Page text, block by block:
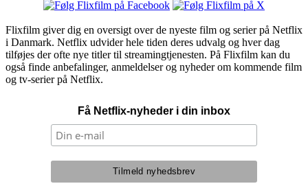
Flixfilm giver dig en oversigt over de nyeste film og serier på Netflix
i Danmark. Netflix udvider hele tiden deres udvalg og hver dag
tilføjes der ofte nye titler til streamingtjenesten. På Flixfilm kan du
også finde anbefalinger, anmeldelser og nyheder om kommende film
og tv-serier på Netflix.
Få Netflix-nyheder i din inbox